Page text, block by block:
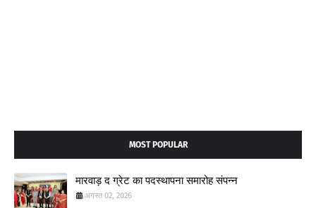
MOST POPULAR
मारवाड़ द ग्रेट का पदस्थापना समारोह संपन्न
अगस्त 02, 2026